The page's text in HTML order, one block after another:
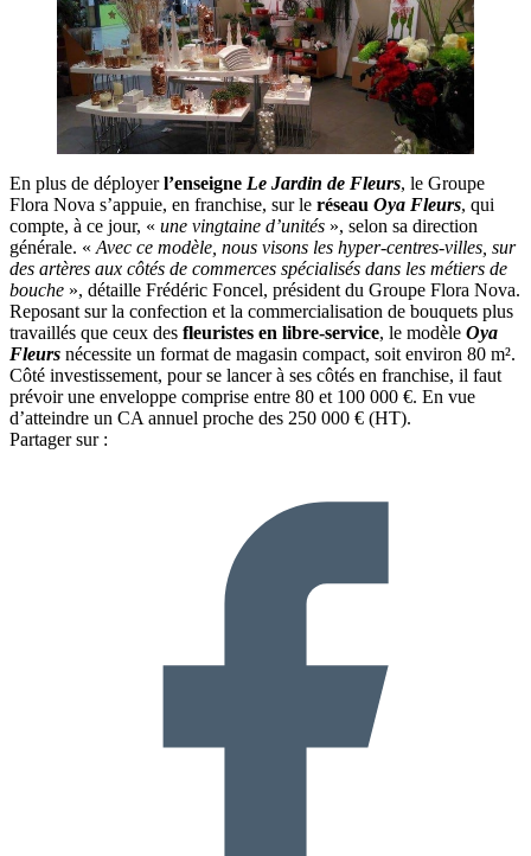
En plus de déployerl’enseigne Le Jardin de Fleurs, le Groupe
Flora Nova s’appuie, en franchise, sur le réseau Oya Fleurs, qui
compte, à ce jour, « une vingtaine d’unités », selon sa direction
générale. « Avec ce modèle, nous visons les hyper-centres-villes, sur
des artères aux côtés de commerces spécialisés dans les métiers de
bouche », détaille Frédéric Foncel, président du Groupe Flora Nova.
Reposant sur la confection et la commercialisation de bouquets plus
travaillés que ceux des fleuristes en libre-service, le modèle Oya
Fleurs nécessite un format de magasin compact, soit environ 80 m².
Côté investissement, pour se lancer à ses côtés en franchise, il faut
prévoir une enveloppe comprise entre 80 et 100 000 €. En vue
d’atteindre un CA annuel proche des 250 000 € (HT).
Partager sur :